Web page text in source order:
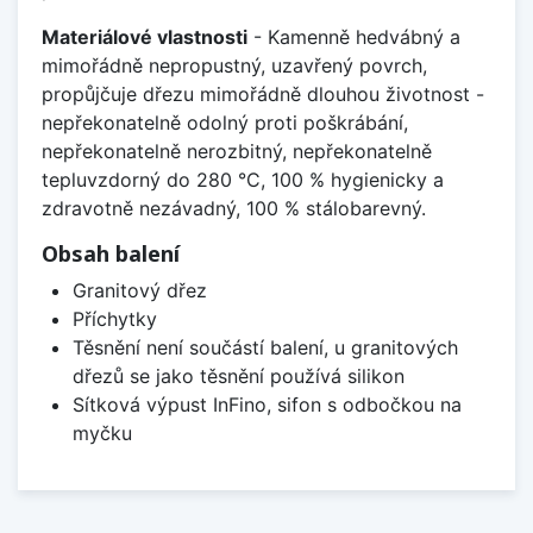
Materiálové vlastnosti - Kamenně hedvábný a
mimořádně nepropustný, uzavřený povrch,
propůjčuje dřezu mimořádně dlouhou životnost -
nepřekonatelně odolný proti poškrábání,
nepřekonatelně nerozbitný, nepřekonatelně
tepluvzdorný do 280 °C, 100 % hygienicky a
zdravotně nezávadný, 100 % stálobarevný.
Obsah balení
Granitový dřez
Příchytky
Těsnění není součástí balení, u granitových
dřezů se jako těsnění používá silikon
Sítková výpust InFino, sifon s odbočkou na
myčku